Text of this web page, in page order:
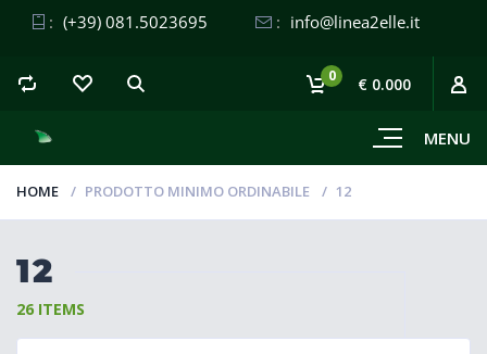
: (+39) 081.5023695 : info@linea2elle.it
MENU
0 € 0.000
HOME PRODOTTO MINIMO ORDINABILE 12
12
26 ITEMS